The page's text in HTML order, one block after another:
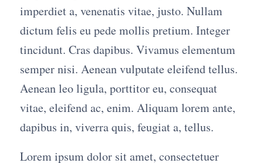
imperdiet a, venenatis vitae, justo. Nullam
dictum felis eu pede mollis pretium. Integer
tincidunt. Cras dapibus. Vivamus elementum
semper nisi. Aenean vulputate eleifend tellus.
Aenean leo ligula, porttitor eu, consequat
vitae, eleifend ac, enim. Aliquam lorem ante,
dapibus in, viverra quis, feugiat a, tellus.
Lorem ipsum dolor sit amet, consectetuer